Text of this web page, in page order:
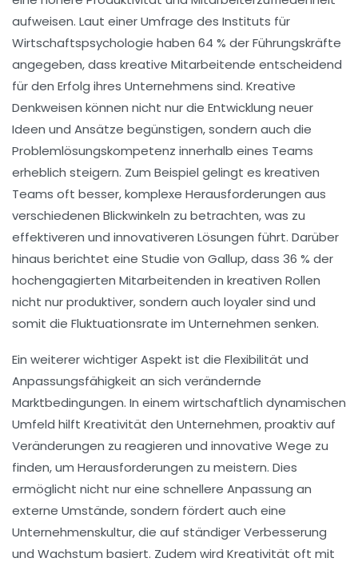
aufweisen. Laut einer Umfrage des Instituts für
Wirtschaftspsychologie haben 64 % der Führungskräfte
angegeben, dass kreative Mitarbeitende entscheidend
für den Erfolg ihres Unternehmens sind. Kreative
Denkweisen können nicht nur die Entwicklung neuer
Ideen und Ansätze begünstigen, sondern auch die
Problemlösungskompetenz innerhalb eines Teams
erheblich steigern. Zum Beispiel gelingt es kreativen
Teams oft besser, komplexe Herausforderungen aus
verschiedenen Blickwinkeln zu betrachten, was zu
effektiveren und innovativeren Lösungen führt. Darüber
hinaus berichtet eine Studie von Gallup, dass 36 % der
hochengagierten Mitarbeitenden in kreativen Rollen
nicht nur produktiver, sondern auch loyaler sind und
somit die Fluktuationsrate im Unternehmen senken.
Ein weiterer wichtiger Aspekt ist die Flexibilität und
Anpassungsfähigkeit an sich verändernde
Marktbedingungen. In einem wirtschaftlich dynamischen
Umfeld hilft Kreativität den Unternehmen, proaktiv auf
Veränderungen zu reagieren und innovative Wege zu
finden, um Herausforderungen zu meistern. Dies
ermöglicht nicht nur eine schnellere Anpassung an
externe Umstände, sondern fördert auch eine
Unternehmenskultur, die auf ständigerVerbesserung
und Wachstum basiert. Zudem wird Kreativität oft mit